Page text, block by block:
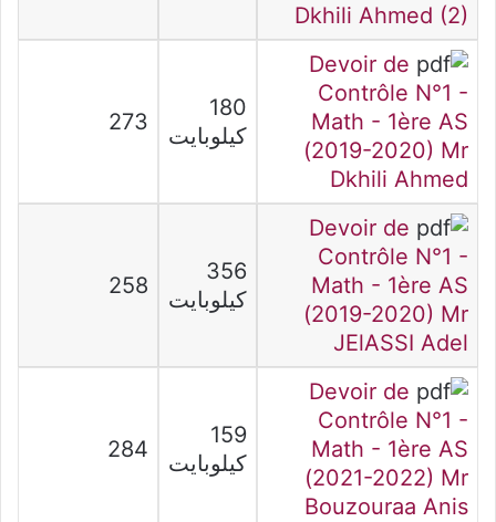
Dkhili Ahmed (2)
Devoir de
Contrôle N°1 -
Math - 1ère AS
(2019-2020) Mr
Dkhili Ahmed
180
كيلوبايت
273
Devoir de
Contrôle N°1 -
Math - 1ère AS
(2019-2020) Mr
JElASSI Adel
356
كيلوبايت
258
Devoir de
Contrôle N°1 -
Math - 1ère AS
(2021-2022) Mr
Bouzouraa Anis
159
كيلوبايت
284